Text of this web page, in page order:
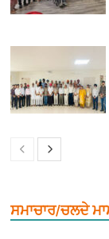
ਸਮਾਚਾਰ/ਚਲਦੇ